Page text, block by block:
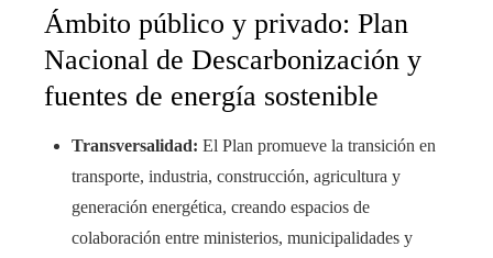
Ámbito público y privado: Plan
Nacional de Descarbonización y
fuentes de energía sostenible
Transversalidad: El Plan promueve la transición en
transporte, industria, construcción, agricultura y
generación energética, creando espacios de
colaboración entre ministerios, municipalidades y